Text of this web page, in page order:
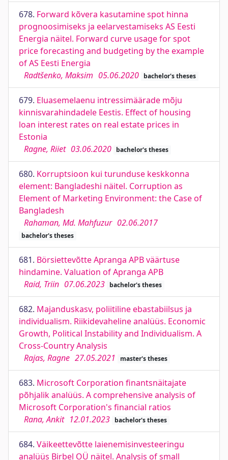
678. Forward kõvera kasutamine spot hinna
prognoosimiseks ja eelarvestamiseks AS Eesti
Energia näitel. Forward curve usage for spot
price forecasting and budgeting by the example
of AS Eesti Energia
Radtšenko, Maksim 05.06.2020 bachelor's theses
679. Eluasemelaenu intressimäärade mõju
kinnisvarahindadele Eestis. Effect of housing
loan interest rates on real estate prices in
Estonia
Ragne, Riiet 03.06.2020 bachelor's theses
680. Korruptsioon kui turunduse keskkonna
element: Bangladeshi näitel. Corruption as
Element of Marketing Environment: the Case of
Bangladesh
Rahaman, Md. Mahfuzur 02.06.2017
bachelor's theses
681. Börsiettevõtte Apranga APB väärtuse
hindamine. Valuation of Apranga APB
Raid, Triin 07.06.2023 bachelor's theses
682. Majanduskasv, poliitiline ebastabiilsus ja
individualism. Riikidevaheline analüüs. Economic
Growth, Political Instability and Individualism. A
Cross-Country Analysis
Rajas, Ragne 27.05.2021 master's theses
683. Microsoft Corporation finantsnäitajate
põhjalik analüüs. A comprehensive analysis of
Microsoft Corporation's financial ratios
Rana, Ankit 12.01.2023 bachelor's theses
684. Väikeettevõtte laienemisinvesteeringu
analüüs Birbel OÜ näitel. Analysis of small